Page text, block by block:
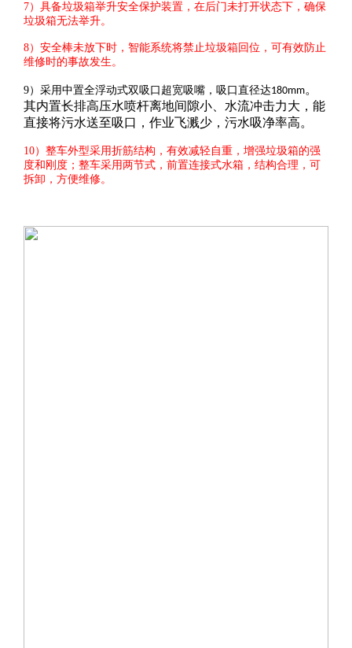
7）具备垃圾箱举升安全保护装置，在后门未打开状态下，确保
垃圾箱无法举升。
8）安全棒未放下时，智能系统将禁止垃圾箱回位，可有效防止
维修时的事故发生。
9）采用中置全浮动式双吸口超宽吸嘴，吸口直径达180mm。
其内置长排高压水喷杆离地间隙小、水流冲击力大，能
直接将污水送至吸口，作业飞溅少，污水吸净率高。
10）整车外型采用折筋结构，有效减轻自重，增强垃圾箱的强
度和刚度；整车采用两节式，前置连接式水箱，结构合理，可
拆卸，方便维修。